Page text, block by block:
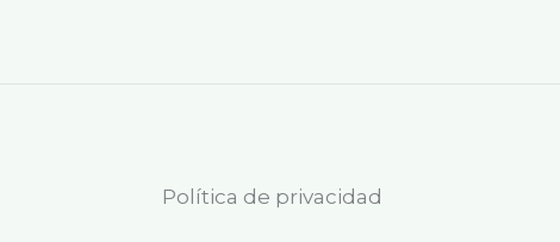
Política de privacidad